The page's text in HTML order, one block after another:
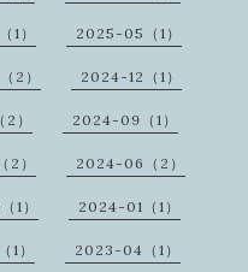
） 2025-05（1）
2） 2024-12（1）
） 2024-09（1）
） 2024-06（2）
1） 2024-01（1）
） 2023-04（1）